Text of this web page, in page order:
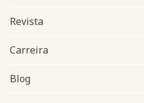
Navegação do rodapé
Revista
Carreira
Blog